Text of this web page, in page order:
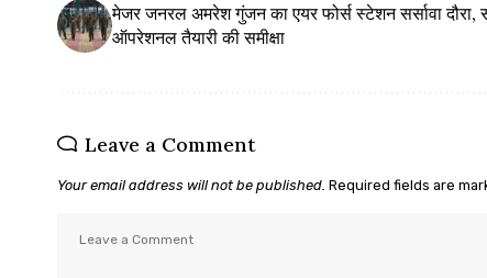
मेजर जनरल अमरेश गुंजन का एयर फोर्स स्टेशन सर्सावा दौरा,
ऑपरेशनल तैयारी की समीक्षा
Leave a Comment
Your email address will not be published. Required fields are